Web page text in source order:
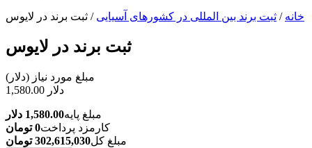
خانه / ثبت برند بین المللی در کشورهای آسیایی / ثبت برند در لایوس
ثبت برند در لایوس
مبلغ مورد نیاز (دلار )
1,580.00 دلار
مبلغ پایه1,580.00 دلار
کارمزد پرداخت0 تومان
مبلغ کل302,615,030 تومان